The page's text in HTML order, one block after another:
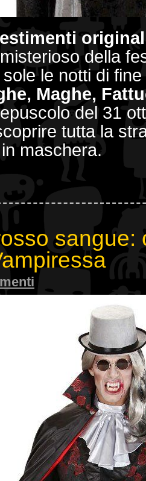
della
le notti di
Maghe,
del 31
tutta la
in maschera.
sangue: